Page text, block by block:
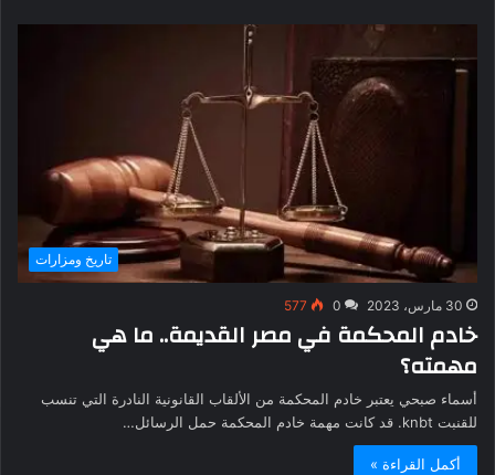
تاريخ ومزارات
30 مارس، 2023 0
577
خادم المحكمة في مصر القديمة.. ما هي
مهمته؟
أسماء صبحي يعتبر خادم المحكمة من الألقاب القانونية النادرة التي تنسب
للقنبت knbt. قد كانت مهمة خادم المحكمة حمل الرسائل…
أكمل القراءة »